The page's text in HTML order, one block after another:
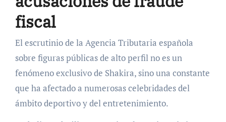
fiscal
El escrutinio de la Agencia Tributaria española
sobre figuras públicas de alto perfil no es un
fenómeno exclusivo de Shakira, sino una constante
que ha afectado a numerosas celebridades del
ámbito deportivo y del entretenimiento.